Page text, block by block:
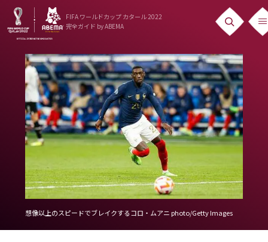
FIFA ワールドカップ カタール 2022
完全ガイド by ABEMA
ニュース
News
出場国
Teams
日本代表
Team Japan
日程・結果
Schedule
想像以上のスピードでブレイクするコロ・ムアニ photo/Getty Images